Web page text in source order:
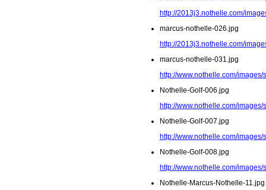
http://2013j3.nothelle.com/
marcus-nothelle-026.jpg
http://2013j3.nothelle.com/
marcus-nothelle-031.jpg
http://www.nothelle.com/
Nothelle-Golf-006.jpg
http://www.nothelle.com/
Nothelle-Golf-007.jpg
http://www.nothelle.com/
Nothelle-Golf-008.jpg
http://www.nothelle.com/
Nothelle-Marcus-Nothelle-11.jpg